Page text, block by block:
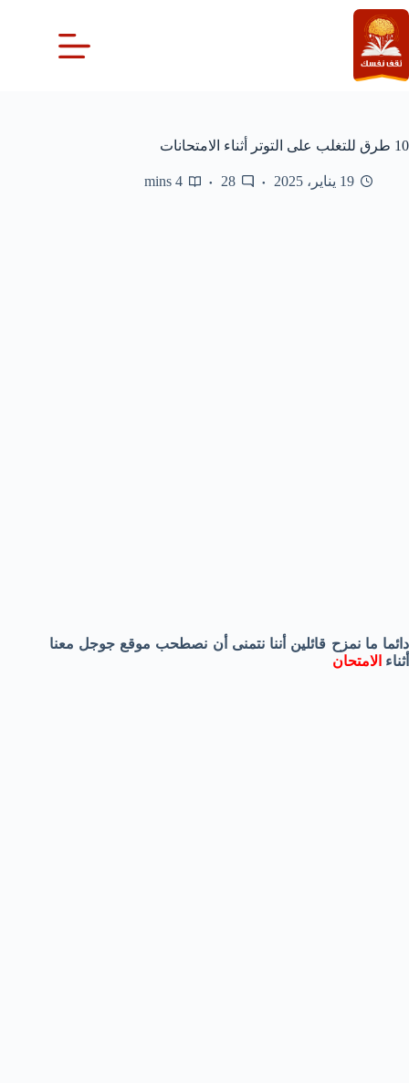
التجاوز
إلى
المحتوى
10 طرق للتغلب على التوتر أثناء الامتحانات
19 يناير، 2025 28
4 mins
دائما ما نمزح قائلين أننا نتمنى أن نصطحب موقع جوجل معنا
أثناء الامتحان